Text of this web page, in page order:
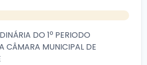
DO 1⁰ PERIODO
CÂMARA MUNICIPAL DE